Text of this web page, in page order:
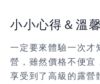
小小心得＆溫
一定要來體驗一次才
營，雖然價格不便宜
享受到了高級的露營